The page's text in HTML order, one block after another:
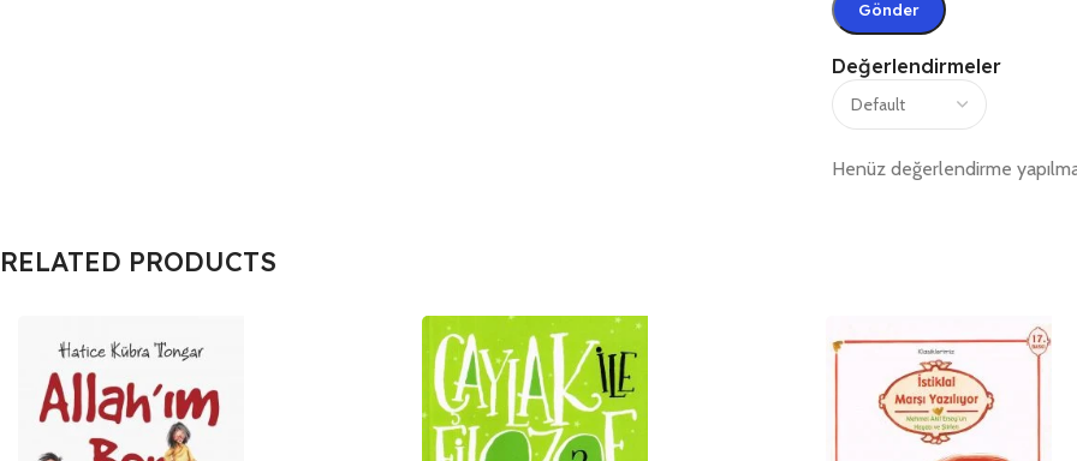
Değerlendirmeler
Henüz değerlendirme
RELATED PRODUCTS